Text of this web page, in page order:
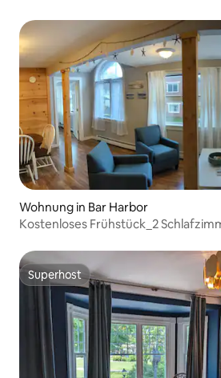
Wohnung in Bar Harbor
Kostenloses Frühstück_2
Superhost
Superhost